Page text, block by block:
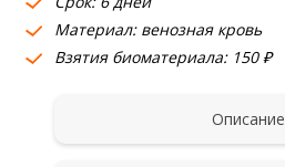
Где сдать
Материал: венозная кровь
Взятия биоматериала: 150 ₽
Описание